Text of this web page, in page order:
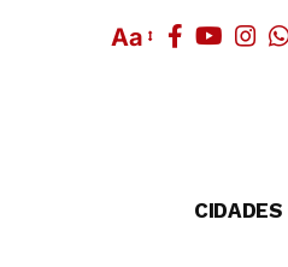
Aa
CIDADES